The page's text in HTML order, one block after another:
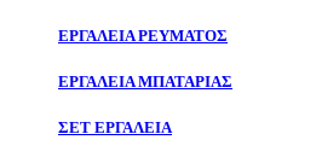
ΕΡΓΑΛΕΙΑ ΡΕΥΜΑΤΟΣ
ΕΡΓΑΛΕΙΑ ΜΠΑΤΑΡΙΑΣ
ΣΕΤ ΕΡΓΑΛΕΙΑ